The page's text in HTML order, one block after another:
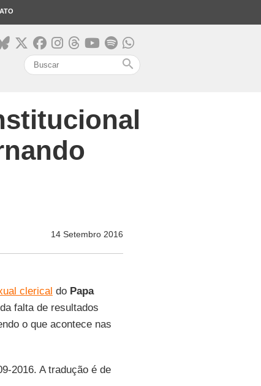
search
14 Setembro 2016
clerical do Papa
falta de resultados
o que acontece nas
2016. A tradução é de